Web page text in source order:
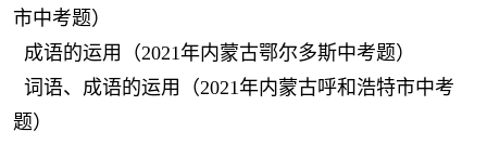
市中考题）
成语的运用（2021年内蒙古鄂尔多斯中考题）
词语、成语的运用（2021年内蒙古呼和浩特市中考
题）